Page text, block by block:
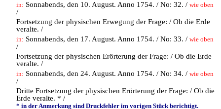
in: Sonnabends, den 10. August. Anno 1754. / No: 32. / wie oben
/
Fortsetzung der physischen Erwegung der Frage: / Ob die Erde
veralte. /
in: Sonnabends, den 17. August. Anno 1754. / No: 33. / wie oben
/
Fortsetzung der physischen Erörterung der Frage: / Ob die Erde
veralte. /
in: Sonnabends, den 24. August. Anno 1754. / No: 34. / wie oben
/
Dritte Fortsetzung der physischen Erörterung der Frage: / Ob die
Erde veralte. * /
* in der Anmerkung sind Druckfehler im vorigen Stück berichtigt.